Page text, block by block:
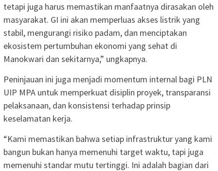
tetapi juga harus memastikan manfaatnya dirasakan oleh
masyarakat. GI ini akan memperluas akses listrik yang
stabil, mengurangi risiko padam, dan menciptakan
ekosistem pertumbuhan ekonomi yang sehat di
Manokwari dan sekitarnya,” ungkapnya.
Peninjauan ini juga menjadi momentum internal bagi PLN
UIP MPA untuk memperkuat disiplin proyek, transparansi
pelaksanaan, dan konsistensi terhadap prinsip
keselamatan kerja.
“Kami memastikan bahwa setiap infrastruktur yang kami
bangun bukan hanya memenuhi target waktu, tapi juga
memenuhi standar mutu tertinggi. Ini adalah bagian dari